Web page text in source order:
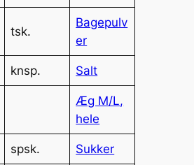
tsk.
Bagepulv
er
knsp. Salt
Æg M/L,
hele
spsk. Sukker